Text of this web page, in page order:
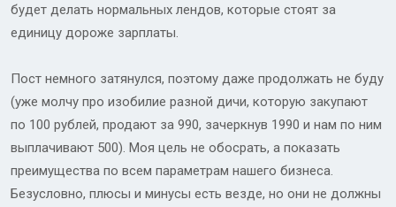
будет делать нормальных лендов, которые стоят за
единицу дороже зарплаты.
Пост немного затянулся, поэтому даже продолжать не буду
(уже молчу про изобилие разной дичи, которую закупают
по 100 рублей, продают за 990, зачеркнув 1990 и нам по ним
выплачивают 500). Моя цель не обосрать, а показать
преимущества по всем параметрам нашего бизнеса.
Безусловно, плюсы и минусы есть везде, но они не должны